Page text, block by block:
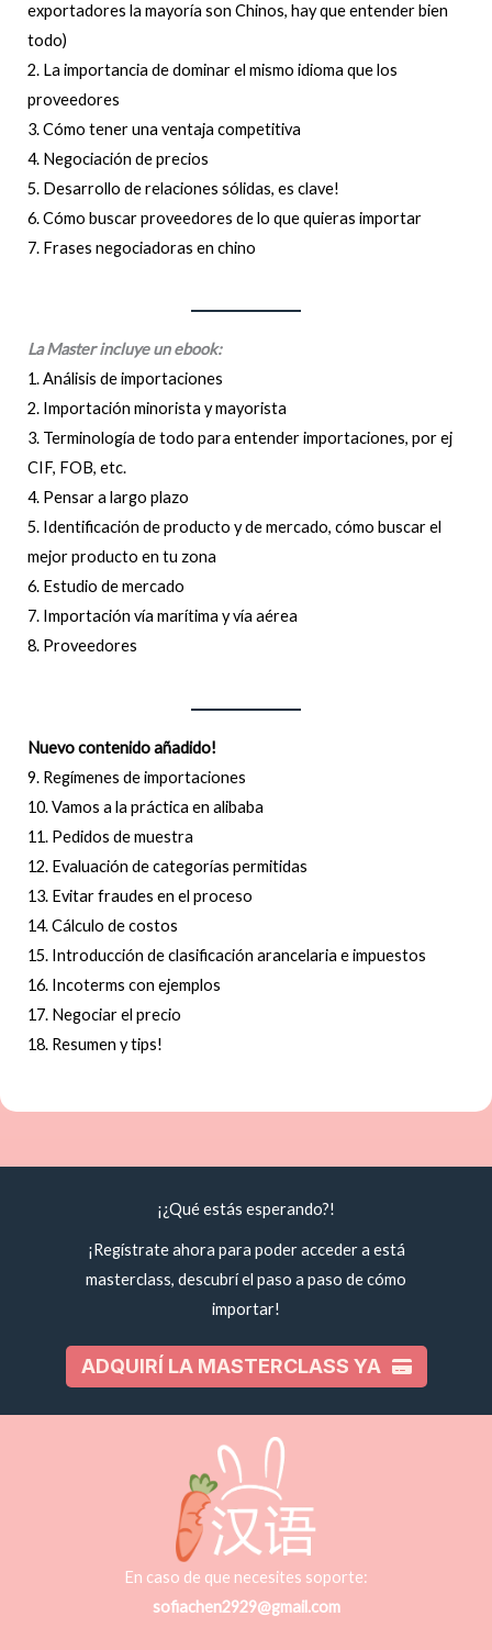
exportadores la mayoría son Chinos, hay que entender bien
todo)
2. La importancia de dominar el mismo idioma que los
proveedores
3. Cómo tener una ventaja competitiva
4. Negociación de precios
5. Desarrollo de relaciones sólidas, es clave!
6. Cómo buscar proveedores de lo que quieras importar
7. Frases negociadoras en chino
La Master incluye un ebook:
1. Análisis de importaciones
2. Importación minorista y mayorista
3. Terminología de todo para entender importaciones, por ej
CIF, FOB, etc.
4. Pensar a largo plazo
5. Identificación de producto y de mercado, cómo buscar el
mejor producto en tu zona
6. Estudio de mercado
7. Importación vía marítima y vía aérea
8. Proveedores
Nuevo contenido añadido!
9. Regímenes de importaciones
10. Vamos a la práctica en alibaba
11. Pedidos de muestra
12. Evaluación de categorías permitidas
13. Evitar fraudes en el proceso
14. Cálculo de costos
15. Introducción de clasificación arancelaria e impuestos
16. Incoterms con ejemplos
17. Negociar el precio
18. Resumen y tips!
¡¿Qué estás esperando?!
¡Regístrate ahora para poder acceder a está
masterclass, descubrí el paso a paso de cómo
importar!
ADQUIRÍ LA MASTERCLASS YA
En caso de que necesites soporte:
sofiachen2929@gmail.com